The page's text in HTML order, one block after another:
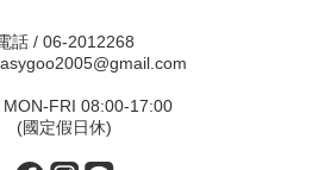
話 / 06-2012268
MON-FRI 08:00-17:00
(國定假日休)